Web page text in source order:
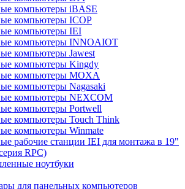
компьютеры iBASE
компьютеры ICOP
компьютеры IEI
компьютеры INNOAIOT
компьютеры Jawest
компьютеры Kingdy
компьютеры MOXA
компьютеры Nagasaki
компьютеры NEXCOM
компьютеры Portwell
компьютеры Touch Think
компьютеры Winmate
рабочие станции IEI для монтажа в 19"
RPC)
ноутбуки
для панельных компьютеров